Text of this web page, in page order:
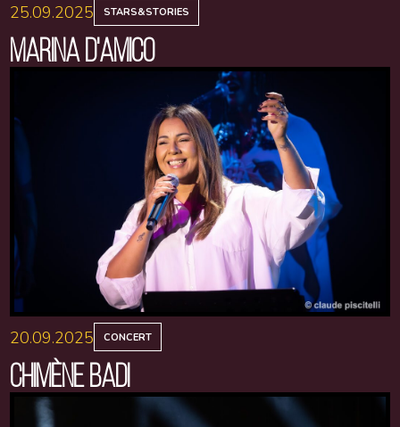
25.09.2025 STARS&STORIES
MARINA D'AMICO
20.09.2025 CONCERT
CHIMÈNE BADI